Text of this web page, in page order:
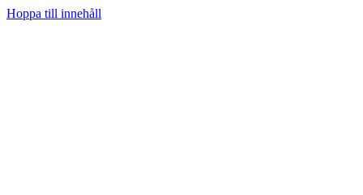
Hoppa till innehåll